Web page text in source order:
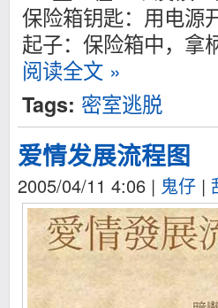
保险箱钥匙：用电源
起子：保险箱中，拿
阅读全文 »
Tags: 密室逃脱
爱情发展流程图
2005/04/11 4:06 | 鬼仔 |